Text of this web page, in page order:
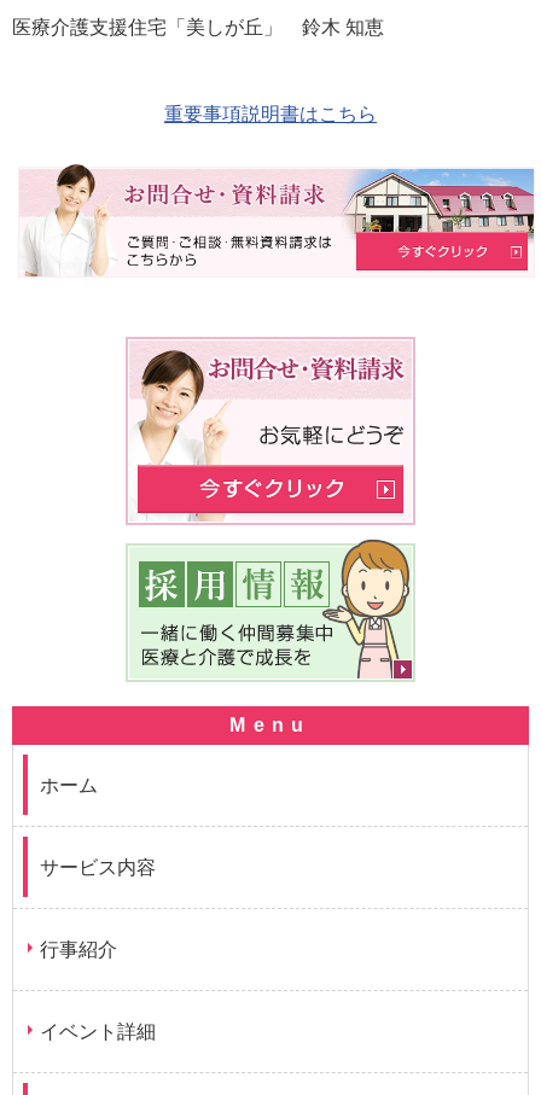
医療介護支援住宅「美しが丘」 鈴木 知恵
重要事項説明書はこちら
ホーム
サービス内容
行事紹介
イベント詳細